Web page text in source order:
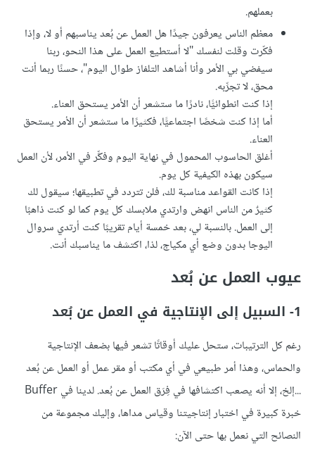
بعملهم.
معظم الناس يعرفون جيدًا هل العمل عن بُعد يناسبهم أو لا، وإذا
فكّرت وقلت لنفسك "لا أستطيع العمل على هذا النحو، ربنا
سيفضي بي الأمر وأنا أشاهد التلفاز طوال اليوم"، حسنًا ربما أنت
محق، لا تجرِّبه.
إذا كنت انطوائيًّا، نادرًا ما ستشعر أن الأمر يستحق العناء.
أما إذا كنت شخصًا اجتماعيًّا، فكثيرًا ما ستشعر أن الأمر يستحق
العناء.
أغلق الحاسوب المحمول في نهاية اليوم وفكِّر في الأمر، لأن العمل
سيكون بهذه الكيفية كل يوم.
إذا كانت القواعد مناسبة لك، فلن تتردد في تطبيقها؛ سيقول لك
كثيرٌ من الناس انهض وارتدي ملابسك كل يوم كما لو كنت ذاهبًا
إلى العمل. بالنسبة لي، بعد خمسة أيام تقريبًا كنت أرتدي سروال
اليوجا بدون وضع أي مكياج، لذا، اكتشف ما يناسبك أنت.
عيوب العمل عن بُعد
1- السبيل إلى الإنتاجية في العمل عن بُعد
رغم كل الترتيبات، ستحل عليك أوقاتًا تشعر فيها بضعف الإنتاجية
والحماس، وهذا أمر طبيعي في أي مكتب أو مقر عمل أو العمل عن بُعد
...إلخ، إلا أنه يصعب اكتشافها في فِرَق العمل عن بُعد. لدينا في Buffer
خبرة كبيرة في اختبار إنتاجيتنا وقياس مداها، وإليك مجموعة من
النصائح التي نعمل بها حتى الآن: